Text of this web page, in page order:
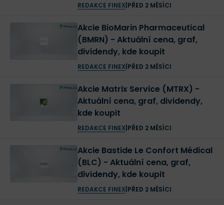
REDAKCE FINEX| PŘED 2 MĚSÍCI
Akcie BioMarin Pharmaceutical
(BMRN) - Aktuální cena, graf,
dividendy, kde koupit
REDAKCE FINEX| PŘED 2 MĚSÍCI
Akcie Matrix Service (MTRX) -
Aktuální cena, graf, dividendy,
kde koupit
REDAKCE FINEX| PŘED 2 MĚSÍCI
Akcie Bastide Le Confort Médical
(BLC) - Aktuální cena, graf,
dividendy, kde koupit
REDAKCE FINEX| PŘED 2 MĚSÍCI